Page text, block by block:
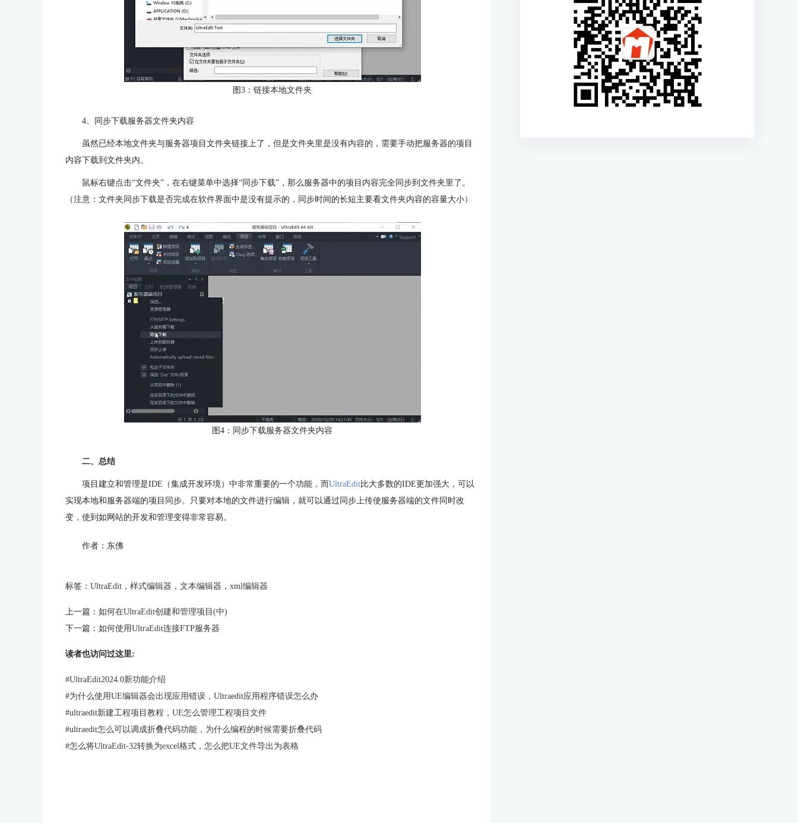
图3：链接本地文件夹
4、同步下载服务器文件夹内容
虽然已经本地文件夹与服务器项目文件夹链接上了，但是文件夹里是没有内容的，需要手动把服务器的项目
内容下载到文件夹内。
鼠标右键点击“文件夹”，在右键菜单中选择“同步下载”，那么服务器中的项目内容完全同步到文件夹里了。
（注意：文件夹同步下载是否完成在软件界面中是没有提示的，同步时间的长短主要看文件夹内容的容量大小）
图4：同步下载服务器文件夹内容
二、总结
项目建立和管理是IDE（集成开发环境）中非常重要的一个功能，而UltraEdit比大多数的IDE更加强大，可以
实现本地和服务器端的项目同步。只要对本地的文件进行编辑，就可以通过同步上传使服务器端的文件同时改
变，使到如网站的开发和管理变得非常容易。
作者：东佛
标签： UltraEdit ， 样式编辑器 ， 文本编辑器 ， xml编辑器
上一篇： 如何在UltraEdit创建和管理项目(中)
下一篇： 如何使用UltraEdit连接FTP服务器
读者也访问过这里:
#UltraEdit2024.0新功能介绍
#为什么使用UE编辑器会出现应用错误，Ultraedit应用程序错误怎么办
#ultraedit新建工程项目教程，UE怎么管理工程项目文件
#ultraedit怎么可以调成折叠代码功能，为什么编程的时候需要折叠代码
#怎么将UltraEdit-32转换为excel格式，怎么把UE文件导出为表格